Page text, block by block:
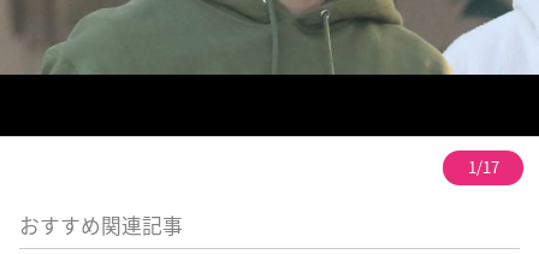
1/17
おすすめ関連記事